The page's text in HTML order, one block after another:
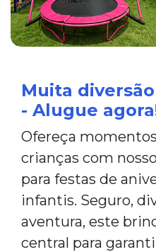
Muita
- Alugue
Ofereça
crianças com
para festas de
infantis. Seguro,
aventura, este
central para